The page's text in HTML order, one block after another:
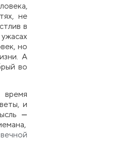
не
в
но
А
во
время
и
—